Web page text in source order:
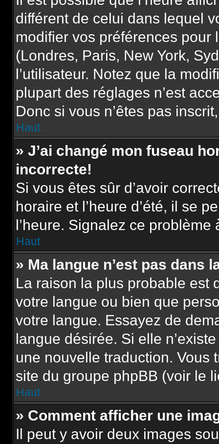
différent de celui dans lequel
modifier vos préférences
(Londres, Paris, New York,
l’utilisateur. Notez que la
plupart des réglages n’est
Donc si vous n’êtes pas
Haut
» J’ai changé mon fuseau
incorrecte!
Si vous êtes sûr d’avoir
horaire et l’heure d’été, il se
l’heure. Signalez ce problème
Haut
» Ma langue n’est pas dans
La raison la plus probable est
votre langue ou bien que
votre langue. Essayez de
langue désirée. Si elle
une nouvelle traduction. Vous
site du groupe phpBB (voir le
Haut
» Comment afficher une
Il peut y avoir deux images